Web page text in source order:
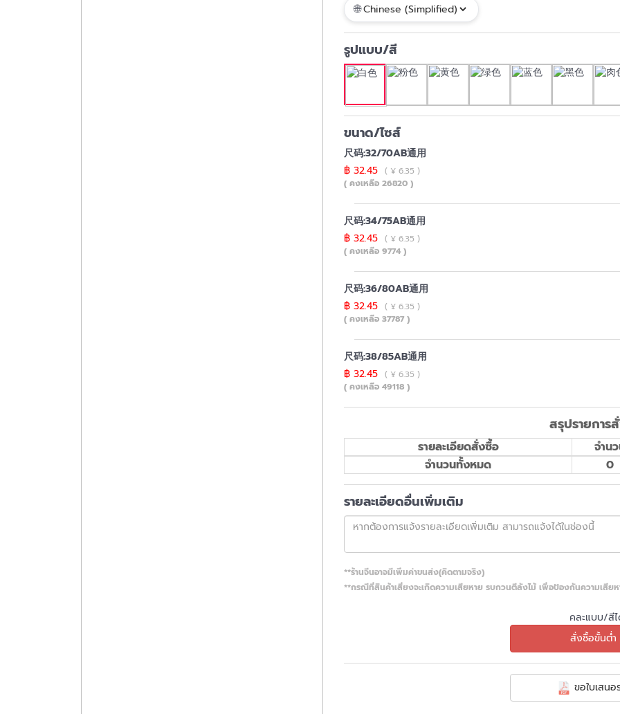
รูปแบบ/สี
ขนาด/ไซส์
尺码:32/70AB通用
฿ 32.45 ( ¥ 6.35 )
( คงเหลือ 26820 )
尺码:34/75AB通用
฿ 32.45 ( ¥ 6.35 )
( คงเหลือ 9774 )
尺码:36/80AB通用
฿ 32.45 ( ¥ 6.35 )
( คงเหลือ 37787 )
尺码:38/85AB通用
฿ 32.45 ( ¥ 6.35 )
( คงเหลือ 49118 )
สรุปรายการ
รายละเอียดสั่งซื้อ จำน
จำนวนทั้งหมด
0
รายละเอียดอื่นเพิ่มเติม
**ร้านจีนอาจมีเพิ่มค่าขนส่ง(คิดตามจริง)
**กรณีที่สินค้าเสี่ยงจะเกิดความเสียหาย รบกวนตีลังไม้ เพื่อป้องกันความเสีย
คละแบบ/สี
สั่งซื้อขั้นต่ำ
ขอใบเสนอ